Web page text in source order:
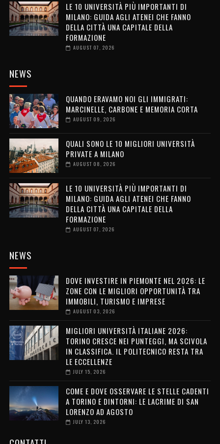
LE 10 UNIVERSITÀ PIÙ IMPORTANTI DI
MILANO: GUIDA AGLI ATENEI CHE FANNO
DELLA CITTÀ UNA CAPITALE DELLA
FORMAZIONE
AUGUST 07, 2026
NEWS
QUANDO ERAVAMO NOI GLI IMMIGRATI:
MARCINELLE, CARBONE E MEMORIA CORTA
AUGUST 09, 2026
QUALI SONO LE 10 MIGLIORI UNIVERSITÀ
PRIVATE A MILANO
AUGUST 08, 2026
LE 10 UNIVERSITÀ PIÙ IMPORTANTI DI
MILANO: GUIDA AGLI ATENEI CHE FANNO
DELLA CITTÀ UNA CAPITALE DELLA
FORMAZIONE
AUGUST 07, 2026
NEWS
DOVE INVESTIRE IN PIEMONTE NEL 2026: LE
ZONE CON LE MIGLIORI OPPORTUNITÀ TRA
IMMOBILI, TURISMO E IMPRESE
AUGUST 03, 2026
MIGLIORI UNIVERSITÀ ITALIANE 2026:
TORINO CRESCE NEI PUNTEGGI, MA SCIVOLA
IN CLASSIFICA. IL POLITECNICO RESTA TRA
LE ECCELLENZE
JULY 15, 2026
COME E DOVE OSSERVARE LE STELLE CADENTI
A TORINO E DINTORNI: LE LACRIME DI SAN
LORENZO AD AGOSTO
JULY 13, 2026